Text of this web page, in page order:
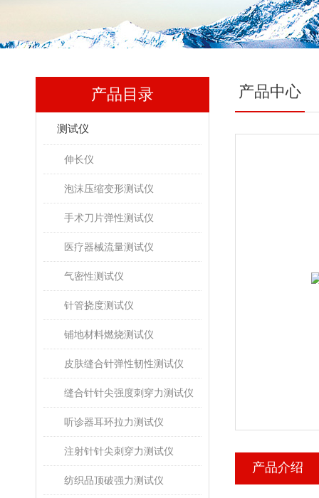
产品目录
测试仪
伸长仪
泡沫压缩变形测试仪
手术刀片弹性测试仪
医疗器械流量测试仪
气密性测试仪
针管挠度测试仪
铺地材料燃烧测试仪
皮肤缝合针弹性韧性测试仪
缝合针针尖强度刺穿力测试仪
听诊器耳环拉力测试仪
注射针针尖刺穿力测试仪
纺织品顶破强力测试仪
产品中心
产品介绍